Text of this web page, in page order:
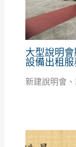
大型說明
設備出租服
新建說明會